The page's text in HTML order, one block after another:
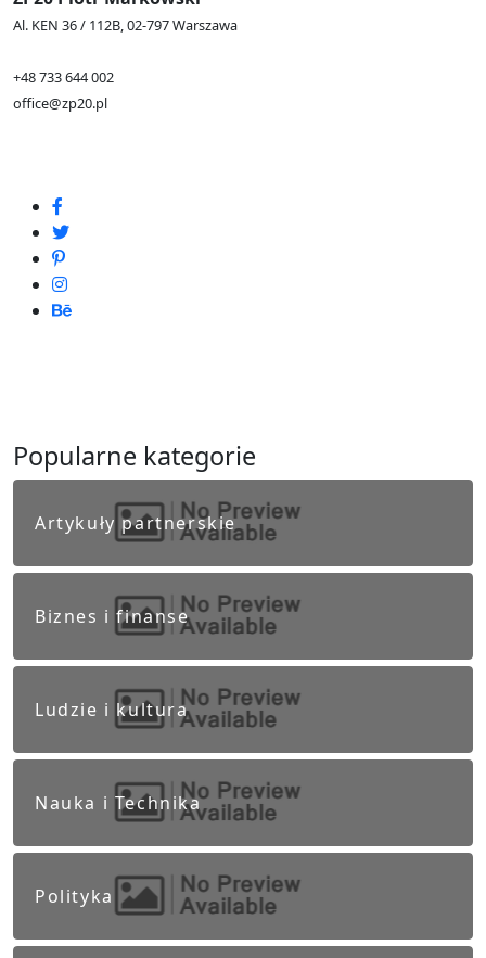
Al. KEN 36 / 112B, 02-797 Warszawa
+48 733 644 002
office@zp20.pl
Popularne kategorie
Artykuły partnerskie
Biznes i finanse
Ludzie i kultura
Nauka i Technika
Polityka